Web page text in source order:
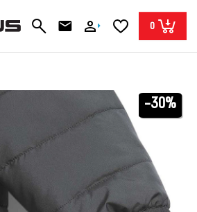
0
-30%